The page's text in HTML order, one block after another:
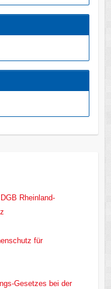
Rheinland-
für
Gesetzes bei der